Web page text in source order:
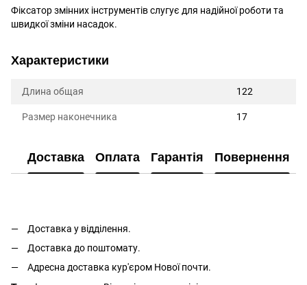
Фіксатор змінних інструментів слугує для надійної роботи та
швидкої зміни насадок.
Характеристики
Длина общая 122
Размер наконечника 17
Доставка Оплата Гарантія Повернення
Доставка у відділення.
Доставка до поштомату.
Адресна доставка кур'єром Нової почти.